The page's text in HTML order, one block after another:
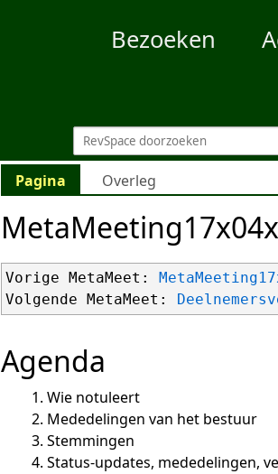
Bezoeken
Pagina Overleg
Vorige MetaMeet:
Volgende MetaMeet:
Agenda
Wie notuleert
Mededelingen van het bestuur
Stemmingen
Status-updates, mededelingen,